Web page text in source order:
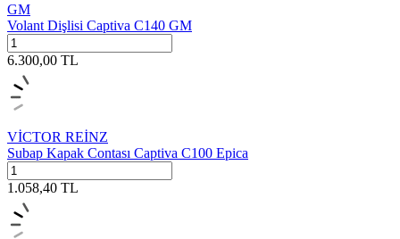
GM
Volant Dişlisi Captiva C140 GM
6.300,00 TL
VİCTOR REİNZ
Subap Kapak Contası Captiva C100 Epica
1.058,40 TL